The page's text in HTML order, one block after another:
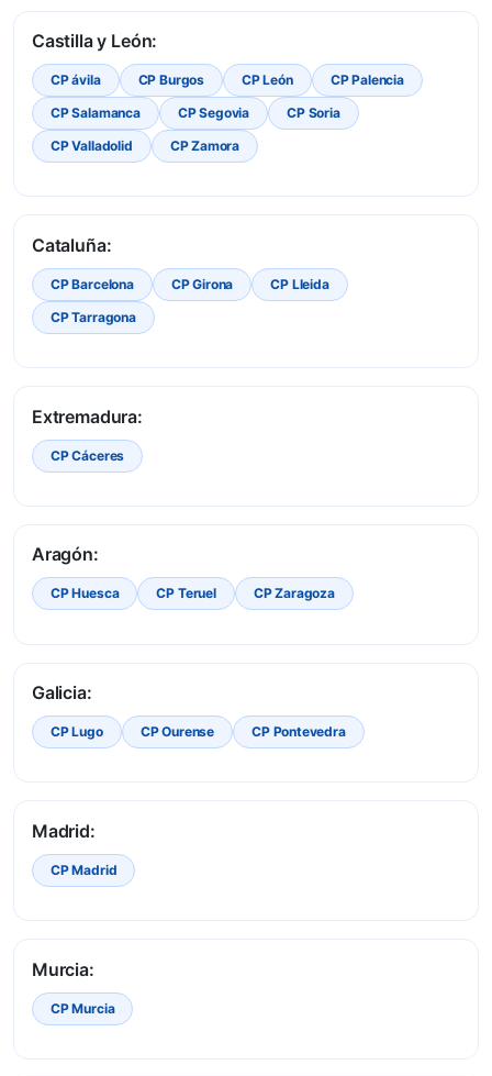
Castilla y León:
CP ávila CP Burgos CP León
CP Palencia
CP Salamanca
CP Segovia
CP Soria
CP Valladolid
CP Zamora
Cataluña:
CP Barcelona CP Girona
CP Lleida
CP Tarragona
Extremadura:
CP Cáceres
Aragón:
CP Huesca CP Teruel CP Zaragoza
Galicia:
CP Lugo CP Ourense CP Pontevedra
Madrid:
CP Madrid
Murcia:
CP Murcia